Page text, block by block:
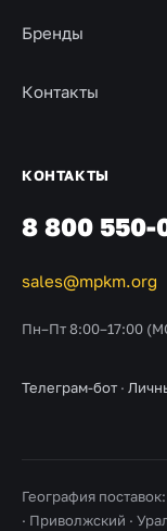
Бренды
Контакты
КОНТАКТЫ
8 800 550-
sales@mpkm.org
Пн–Пт 8:00–17:00
Телеграм-бот ·
География
· Приволжский ·